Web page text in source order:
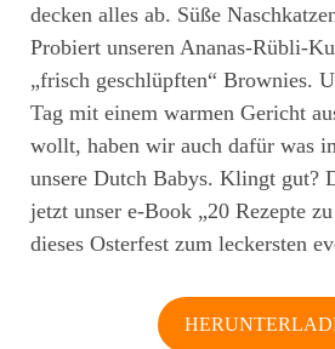
decken alles ab. Süße
Probiert unseren Ananas-Rübli-
„frisch geschlüpften“ Brownies.
Tag mit einem warmen Gericht
wollt, haben wir auch dafür was
unsere Dutch Babys. Klingt gut?
jetzt unser e-Book „20 Rezepte
dieses Osterfest zum leckersten